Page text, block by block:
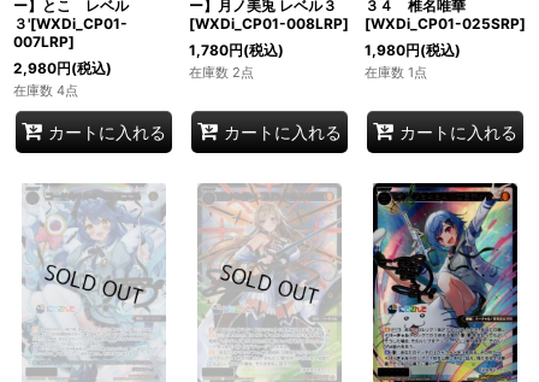
ー】とこ レベル
３'[WXDi_CP01-
007LRP]
2,980円(税込)
在庫数 4点
カートに入れる
ー】月ノ美兎 レベル３
[WXDi_CP01-008LRP]
1,780円(税込)
在庫数 2点
カートに入れる
３４ 椎名唯華
[WXDi_CP01-025SRP]
1,980円(税込)
在庫数 1点
カートに入れる